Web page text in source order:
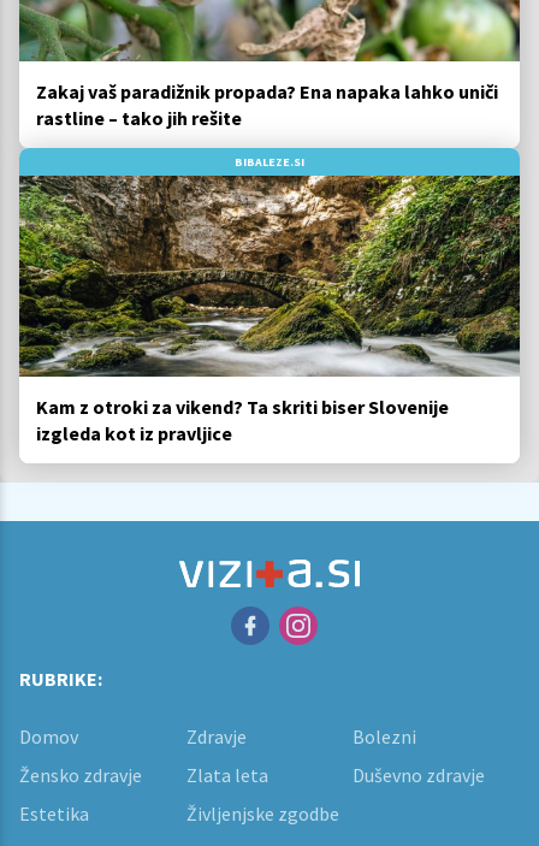
Zakaj vaš paradižnik propada? Ena napaka lahko uniči
rastline – tako jih rešite
BIBALEZE.SI
Kam z otroki za vikend? Ta skriti biser Slovenije
izgleda kot iz pravljice
RUBRIKE:
Domov Zdravje
Bolezni
Žensko zdravje
Zlata leta
Duševno zdravje
Estetika
Življenjske zgodbe